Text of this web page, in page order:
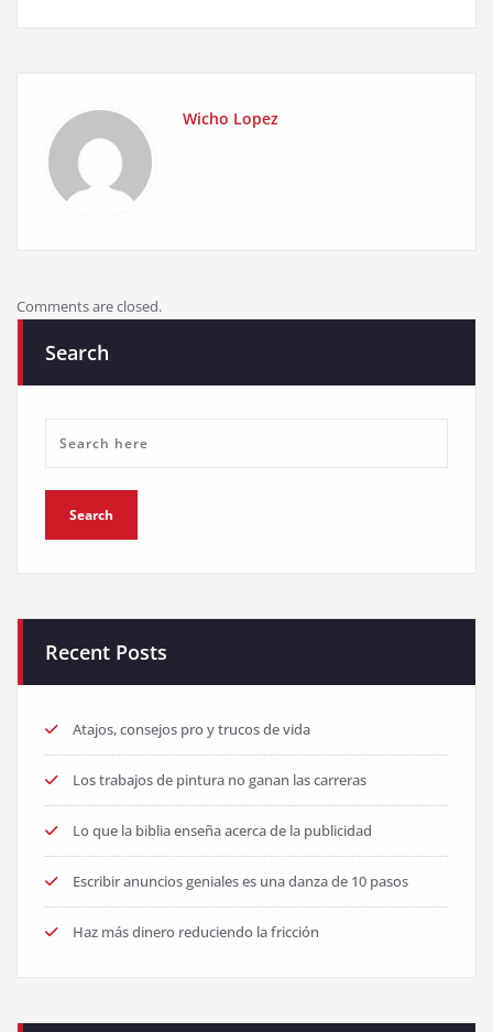
Wicho Lopez
Comments are closed.
Search
Recent Posts
Atajos, consejos pro y trucos de vida
Los trabajos de pintura no ganan las carreras
Lo que la biblia enseña acerca de la publicidad
Escribir anuncios geniales es una danza de 10 pasos
Haz más dinero reduciendo la fricción